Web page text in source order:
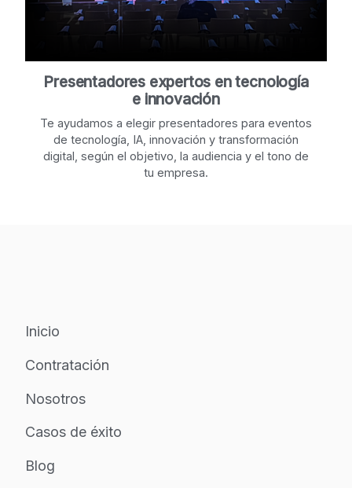
Presentadores expertos en tecnología
e innovación
Te ayudamos a elegir presentadores para eventos
de tecnología, IA, innovación y transformación
digital, según el objetivo, la audiencia y el tono de
tu empresa.
Inicio
Contratación
Nosotros
Casos de éxito
Blog